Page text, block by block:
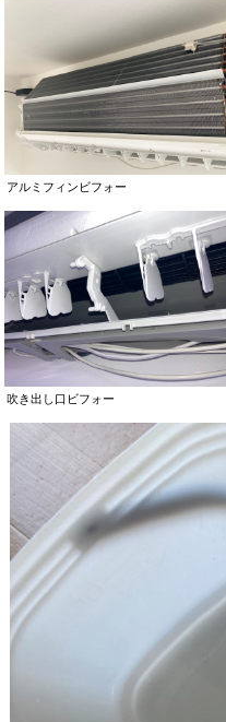
アルミフィンビフォー
吹き出し口ビフォー